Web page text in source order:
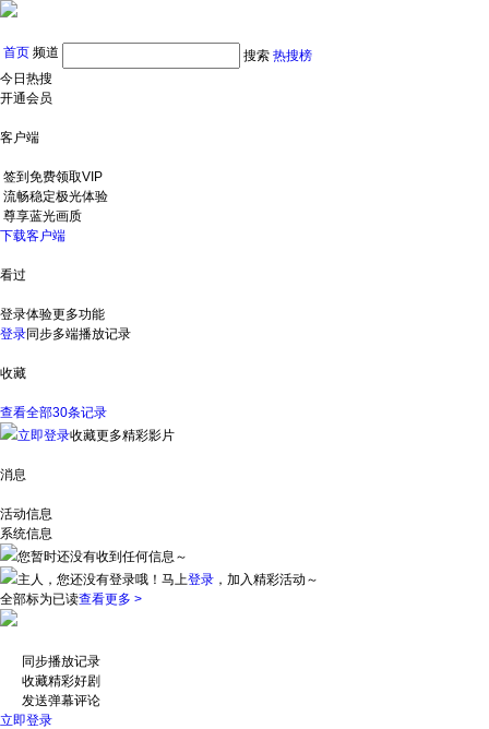
首页 频道 搜索 热搜榜
今日热搜
开通会员
客户端
签到免费领取VIP
流畅稳定极光体验
尊享蓝光画质
下载客户端
看过
登录体验更多功能
登录同步多端播放记录
收藏
查看全部30条记录
立即登录收藏更多精彩影片
消息
活动信息
系统信息
您暂时还没有收到任何信息～
主人，您还没有登录哦！ 马上登录 ，加入精彩活动～
全部标为已读查看更多 >
同步播放记录
收藏精彩好剧
发送弹幕评论
立即登录